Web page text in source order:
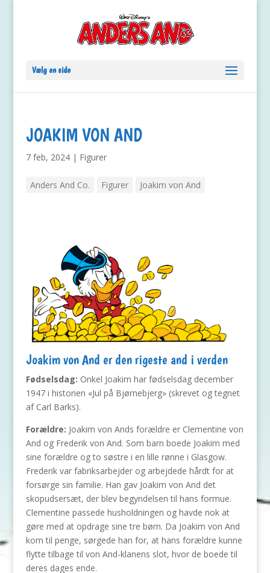
Vælg en side
JOAKIM VON AND
7 feb, 2024| Figurer
Anders And Co. Figurer Joakim von And
Joakim von And er den rigeste and i verden
Fødselsdag: Onkel Joakim har fødselsdag december
1947 i historien «Jul på Bjørnebjerg» (skrevet og tegnet
af Carl Barks).
Forældre: Joakim von Ands forældre er Clementine von
And og Frederik von And. Som barn boede Joakim med
sine forældre og to søstre i en lille rønne i Glasgow.
Frederik var fabriksarbejder og arbejdede hårdt for at
forsørge sin familie. Han gav Joakim von And det
skopudsersæt, der blev begyndelsen til hans formue.
Clementine passede husholdningen og havde nok at
gøre med at opdrage sine tre børn. Da Joakim von And
kom til penge, sørgede han for, at hans forældre kunne
flytte tilbage til von And-klanens slot, hvor de boede til
deres dages ende.